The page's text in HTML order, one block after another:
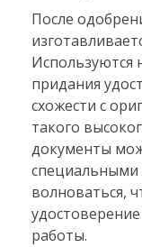
После
Используются
придания
схожести с
такого
документы
специальными
волноваться,
работы.